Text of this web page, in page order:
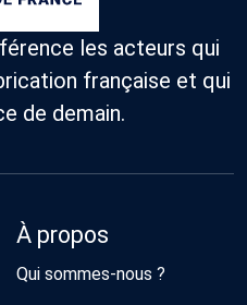
les acteurs qui
française et qui
de demain.
À propos
Qui sommes-nous ?